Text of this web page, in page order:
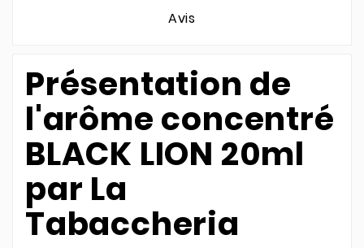
Avis
Présentation de
l'arôme concentré
BLACK LION 20ml
par La
Tabaccheria